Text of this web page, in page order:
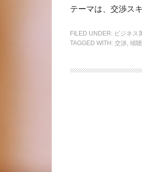
テーマは、交渉ス
FILED UNDER: ビジネス
TAGGED WITH: 交渉, 傾聴